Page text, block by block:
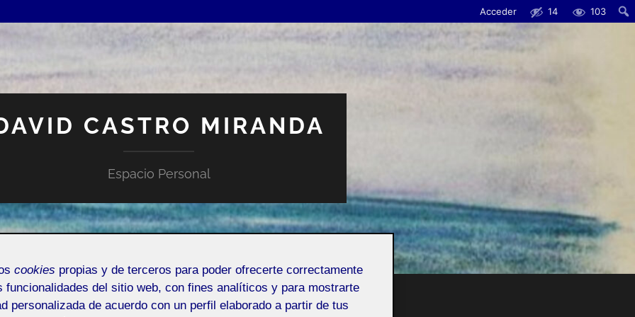
Acceder 14
103
CASTRO MIRANDA
Espacio Personal
cookies propias y de terceros para poder ofrecerte correctamente
funcionalidades del sitio web, con fines analíticos y para mostrarte
personalizada de acuerdo con un perfil elaborado a partir de tus